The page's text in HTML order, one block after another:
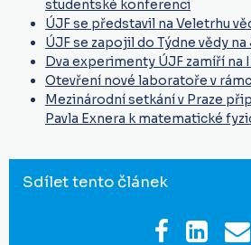
studentské konferenci
ÚJF se představil na Veletrhu
ÚJF se zapojil do Týdne vědy
Dva experimenty ÚJF zamíří na
Otevření nové laboratoře v
Mezinárodní setkání v Praze
Pavla Exnera k matematické
Sdílet tento článek